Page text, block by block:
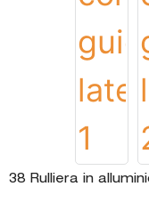
38 Rulliera in